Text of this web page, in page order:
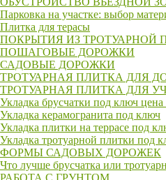
Парковка на участке: выбор
Плитка для терасы
ПОКРЫТИЯ ИЗ ТРОТУАРНОЙ
ПОШАГОВЫЕ ДОРОЖКИ
САДОВЫЕ ДОРОЖКИ
ТРОТУАРНАЯ ПЛИТКА ДЛЯ
ТРОТУАРНАЯ ПЛИТКА ДЛЯ
Укладка брусчатки под ключ цена
Укладка керамогранита под ключ
Укладка плитки на террасе под
Укладка тротуарной плитки под
ФОРМЫ САДОВЫХ ДОРОЖЕК
Что лучше брусчатка или
РАБОТА С ГРУНТОМ